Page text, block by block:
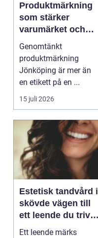
Produktmärkning
som stärker
varumärket och
förenklar vardagen
Genomtänkt
produktmärkning
Jönköping är mer än
en etikett på en ...
15 juli 2026
Estetisk tandvård i
skövde vägen till
ett leende du trivs
med
Ett leende märks